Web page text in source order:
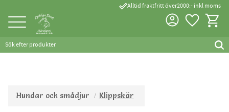
Meny
done_outlineAlltid fraktfritt över2000:- inkl moms
Favoriter
Hundar och smådjur Klippskär